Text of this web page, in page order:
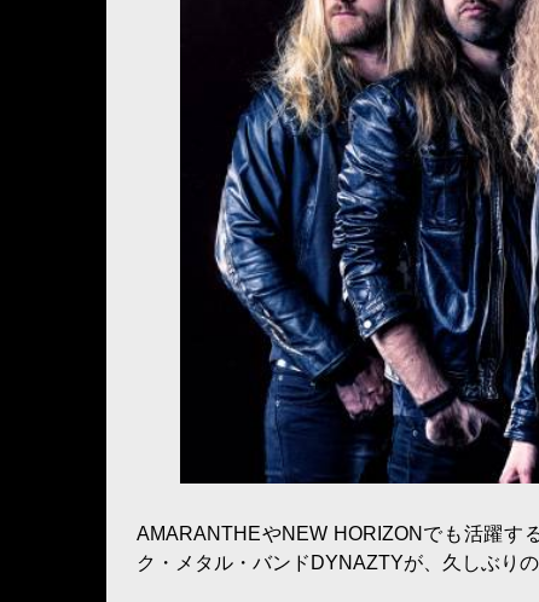
AMARANTHEやNEW HORIZONでも活躍す
ク・メタル・バンドDYNAZTYが、久しぶり